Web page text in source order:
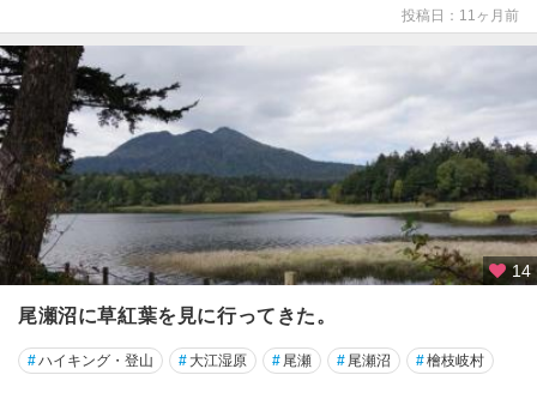
投稿日：11ヶ月前
14
尾瀬沼に草紅葉を見に行ってきた。
#ハイキング・登山 # 大江湿原 # 尾瀬 # 尾瀬沼 #檜枝岐村